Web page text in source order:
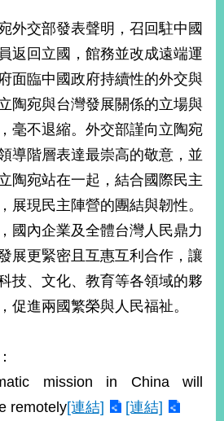
外交部發表聲明，召回駐中國
返回立國，館務並改成遠端運
面臨中國政府持續性的外交與
陶宛與台灣發展關係的立場與
毫不退縮。外交部謹向立陶宛
導階層表達最崇高的敬意，並
陶宛站在一起，結合國際民主
展現民主陣營的團結與韌性。
國內企業及全體台灣人民鼎力
展更緊密且互惠互利合作，讓
技、文化、教育等各領域的夥
促進兩國繁榮與人民福祉。
mission in China will
remotely[連結] [連結]